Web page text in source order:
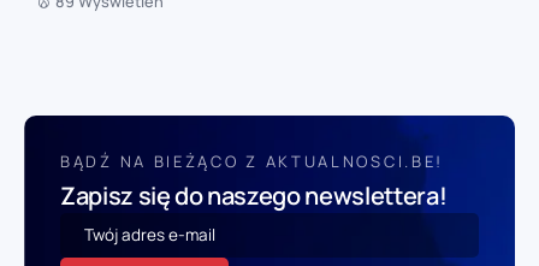
BĄDŹ NA BIEŻĄCO Z AKTUALNOSCI.BE!
Zapisz się do naszego newslettera!